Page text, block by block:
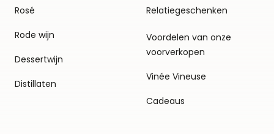
Rosé
Rode wijn
Dessertwijn
Distillaten
Relatiegeschenken
Voordelen van onze
voorverkopen
Vinée Vineuse
Cadeaus